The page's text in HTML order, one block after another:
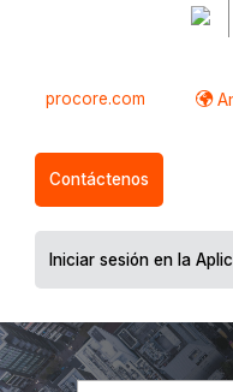
procore.com
Contáctenos
Iniciar sesión en la